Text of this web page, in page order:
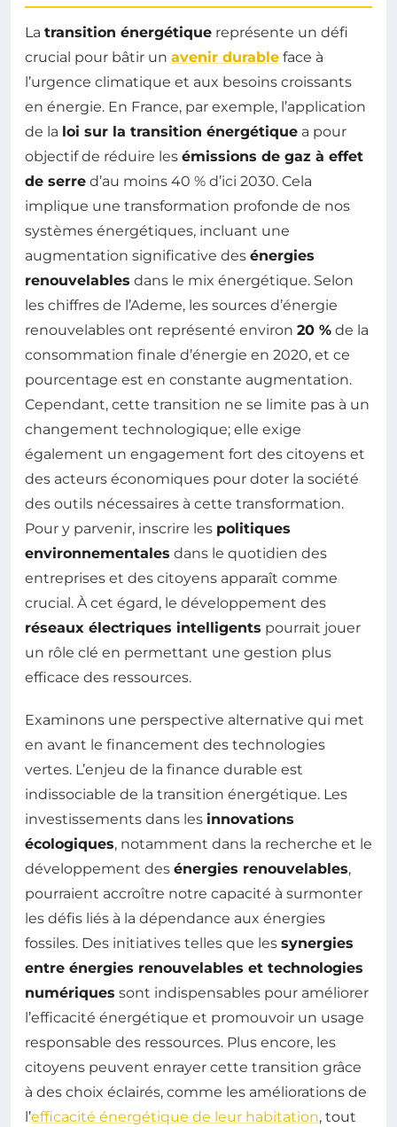
La transition énergétique représente un défi
crucial pour bâtir un avenir durable face à
l’urgence climatique et aux besoins croissants
en énergie. En France, par exemple, l’application
de la loi sur la transition énergétique a pour
objectif de réduire les émissions de gaz à effet
de serre d’au moins 40 % d’ici 2030. Cela
implique une transformation profonde de nos
systèmes énergétiques, incluant une
augmentation significative des énergies
renouvelables dans le mix énergétique. Selon
les chiffres de l’Ademe, les sources d’énergie
renouvelables ont représenté environ 20 % de la
consommation finale d’énergie en 2020, et ce
pourcentage est en constante augmentation.
Cependant, cette transition ne se limite pas à un
changement technologique; elle exige
également un engagement fort des citoyens et
des acteurs économiques pour doter la société
des outils nécessaires à cette transformation.
Pour y parvenir, inscrire les politiques
environnementales dans le quotidien des
entreprises et des citoyens apparaît comme
crucial. À cet égard, le développement des
réseaux électriques intelligents pourrait jouer
un rôle clé en permettant une gestion plus
efficace des ressources.
Examinons une perspective alternative qui met
en avant le financement des technologies
vertes. L’enjeu de la finance durable est
indissociable de la transition énergétique. Les
investissements dans les innovations
écologiques, notamment dans la recherche et le
développement des énergies renouvelables,
pourraient accroître notre capacité à surmonter
les défis liés à la dépendance aux énergies
fossiles. Des initiatives telles que les synergies
entre énergies renouvelables et technologies
numériques sont indispensables pour améliorer
l’efficacité énergétique et promouvoir un usage
responsable des ressources. Plus encore, les
citoyens peuvent enrayer cette transition grâce
à des choix éclairés, comme les améliorations de
l’efficacité énergétique de leur habitation, tout